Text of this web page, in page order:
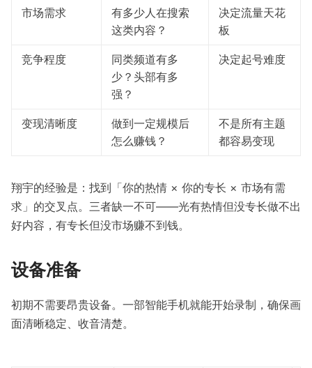
市场需求
有多少人在搜索
这类内容？
决定流量天花
板
竞争程度
同类频道有多
少？头部有多
强？
决定起号难度
变现清晰度
做到一定规模后
怎么赚钱？
不是所有主题
都容易变现
翔宇的经验是：找到「你的热情 × 你的专长 × 市场有需
求」的交叉点。三者缺一不可——光有热情但没专长做不出
好内容，有专长但没市场赚不到钱。
设备准备
初期不需要昂贵设备。一部智能手机就能开始录制，确保画
面清晰稳定、收音清楚。